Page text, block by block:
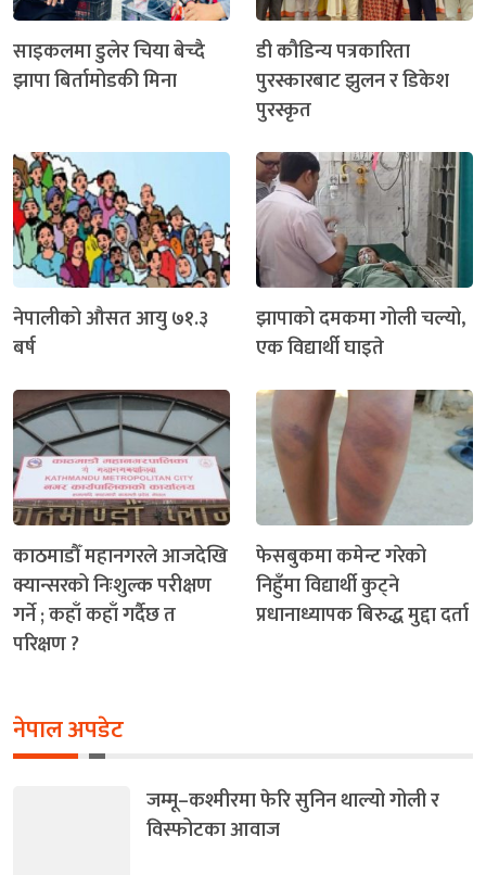
साइकलमा डुलेर चिया बेच्दै
झापा बिर्तामोडकी मिना
डी कौडिन्य पत्रकारिता
पुरस्कारबाट झुलन र डिकेश
पुरस्कृत
नेपालीको औसत आयु ७१.३
बर्ष
झापाको दमकमा गोली चल्यो,
एक विद्यार्थी घाइते
काठमाडौँ महानगरले आजदेखि
क्यान्सरको निःशुल्क परीक्षण
गर्ने ; कहाँ कहाँ गर्दैछ त
परिक्षण ?
फेसबुकमा कमेन्ट गरेको
निहुँमा विद्यार्थी कुट्ने
प्रधानाध्यापक बिरुद्ध मुद्दा दर्ता
नेपाल अपडेट
जम्मू–कश्मीरमा फेरि सुनिन थाल्यो गोली र
विस्फोटका आवाज